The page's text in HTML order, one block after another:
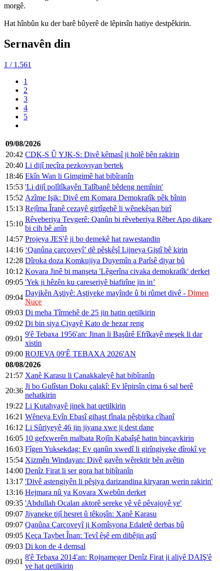
morgê.
Hat hînbûn ku der barê bûyerê de lêpirsîn hatiye destpêkirin.
Sernavên din
1 / 1.561
1
2
3
4
5
09/08/2026
20:42 CDK-S Û YJK-S: Divê kêmasî ji holê bên rakirin
20:40 Li dijî neçîra pezkovıyan bertek
18:46 Ekîn Wan li Gimgimê hat bibîranîn
15:53 'Li dijî polîtîkayên Talîbanê bêdeng nemînin'
15:52 Azîme Işik: Divê em Komara Demokratîk pêk bînin
15:13 Rejîma Îranê cezayê girtîgehê li wênekêşan birî
15:10
Rêveberiya Tevgerê: Qanûn bi rêveberiya Rêber Apo dikare
bi cih bê anîn
14:57 Projeya JES'ê ji bo demekê hat rawestandin
14:16 ‘Qanûna çarçoveyî’ dê pêşkêşî Lijneya Giştî bê kirin
12:28 Dîroka doza Komkujiya Duyemîn a Parîsê diyar bû
10:12 Kovara Jinê bi manşeta 'Lêgerîna civaka demokratîk' derket
09:05 'Yek ji hêzên ku çareseriyê biafirîne jin in’
09:04
Dayikên Aştiyê: Aştiyeke mayînde û bi rûmet divê - Dimen
Nuçe
09:03 Di meha Tîrmehê de 25 jin hatin qetilkirin
09:02 Di bin siya Çiyayê Kato de hezar reng
09:01
9'ê Tebaxa 1956'an: Jinan li Başûrê Efrîkayê meşek li dar
xistin
09:00 ROJEVA 09'Ê TEBAXA 2026'AN
08/08/2026
21:57 Xanê Karasu li Çanakkaleyê hat bibîranîn
20:36
Ji bo Gulîstan Doku çalakî: Ev lêpirsîn çima 6 sal berê
nehatkirin
19:22 Li Kutahyayê jinek hat qetilkirin
16:21 Wêneya Evîn Ebasî gihaşt fînala pêşbirka cîhanî
16:12 Li Sûriyeyê 46 jin jiyana xwe ji dest dane
16:05 10 gefxwerên malbata Rojîn Kabaîşê hatin binçavkirin
16:03 Fîgen Yuksekdag: Ev qanûn xwedî li girîngiyeke dîrokî ye
15:54 Xizmên Windayan: Divê gavên wêrektir bên avêtin
14:00 Denîz Firat li ser gora hat bibîranîn
13:17 'Divê astengiyên li pêşiya darizandina kiryaran werin rakirin'
13:16 Hejmara nû ya Kovara Xwebûn derket
09:35 'Abdullah Ocalan aktorê sereke yê vê pêvajoyê ye'
09:07 Jiyaneke tijî hesret û têkoşîn: Xanê Karasu
09:07 Qanûna Çarçoveyî ji Komîsyona Edaletê derbas bû
09:05 Keça Taybet Înan: Tevî êşê em dibêjin aştî
09:03 Di kon de 4 demsal
09:01
8'ê Tebaxa 2014'an: Rojnameger Denîz Firat ji aliyê DAIŞ'ê
ve hat qetilkirin